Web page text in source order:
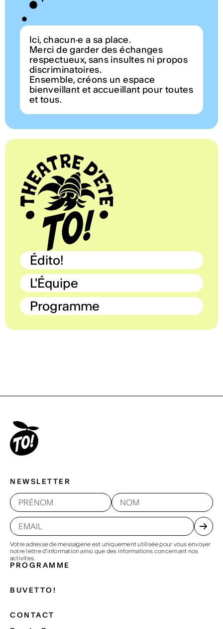
Ici, chacun·e a sa place.
Merci de garder des échanges
respectueux, sans insultes ni propos
discriminatoires.
Ensemble, créons un espace
bienveillant et accueillant pour toutes
et tous.
Édito!
L'Équipe
Programme
NEWSLETTER
Votre adresse de messagerie est uniquement utilisée pour vous envoyer
notre lettre d'information ainsi que des informations concernant nos
activites.
PROGRAMME
BUVETTO!
CONTACT